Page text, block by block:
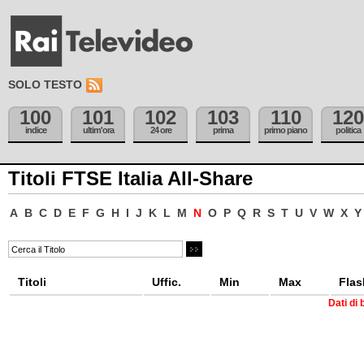
SOLO TESTO
100
indice
101
ultim'ora
102
24 ore
103
prima
110
primo piano
120
politica
Titoli FTSE Italia All-Share
A B C D E F G H I J K L M N O P Q R S T U V W X Y
Titoli Uffic. Min Max
Dati di